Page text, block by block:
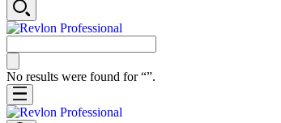
No results were found for “”.